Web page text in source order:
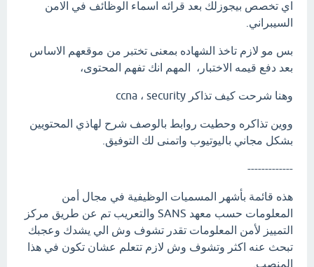
اي تخصص بيجوزلك بعد قرائه اسماء الوظائف في الامن
السيبراني.
بس مو لازم تاخذ الشهاده بمعنى تختبر من موقعهم الاساس
بعد دفع قيمه الاختبار، المهم انك تفهم المحتوى،
وهنا شرحت كيف تذاكر ccna ، security
ووين تذاكره وحطيت روابط بالوصف شرح لهاذي المحتويين
بشكل مجاني باليوتيوب واتمنى لك التوفيق.
-------------
هذه قائمة بأشهر المسميات الوظيفية في مجال أمن
المعلومات حسب معهد SANS والتعريب تم عن طريق مركز
التمييز لأمن المعلومات تقدر تشوف وش الي يشدك وعجبك
تبحث عنه اكثر وتشوف وش لازم تتعلم عشان تكون في هذا
المنصب.